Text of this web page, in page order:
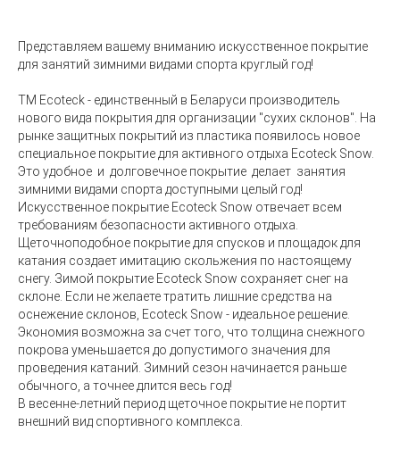
Представляем вашему вниманию искусственное покрытие
для занятий зимними видами спорта круглый год!
ТМ Ecoteck- единственный в Беларуси производитель
нового вида покрытия для организации "сухих склонов". На
рынке защитных покрытий из пластика появилось новое
специальное покрытие для активного отдыха Ecoteck Snow
Это удобное и долговечное покрытие делает занятия
зимними видами спорта доступными целый год!
Искусственное покрытие Ecoteck Snow отвечает всем
требованиям безопасности активного отдыха.
Щеточноподобное покрытие для спусков и площадок для
катания создает имитацию скольжения по настоящему
снегу. Зимой покрытие Ecoteck Snow сохраняет снег на
склоне. Если не желаете тратить лишние средства на
оснежение склонов, Ecoteck Snow - идеальное решение.
Экономия возможна за счет того, что толщина снежного
покрова уменьшается до допустимого значения для
проведения катаний. Зимний сезон начинается раньше
обычного, а точнее длится весь год!
В весенне-летний период щеточное покрытие не портит
внешний вид спортивного комплекса.